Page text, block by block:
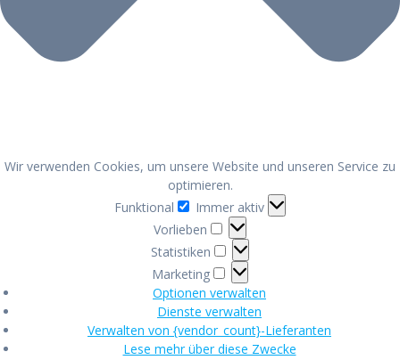
Wir verwenden Cookies, um unsere Website und unseren Service zu
optimieren.
Funktional
Funktional
Immer aktiv
Vorlieben
Vorlieben
Statistiken Statistiken
Marketing Marketing
Optionen verwalten
Dienste verwalten
Verwalten von {vendor_count}-Lieferanten
Lese mehr über diese Zwecke